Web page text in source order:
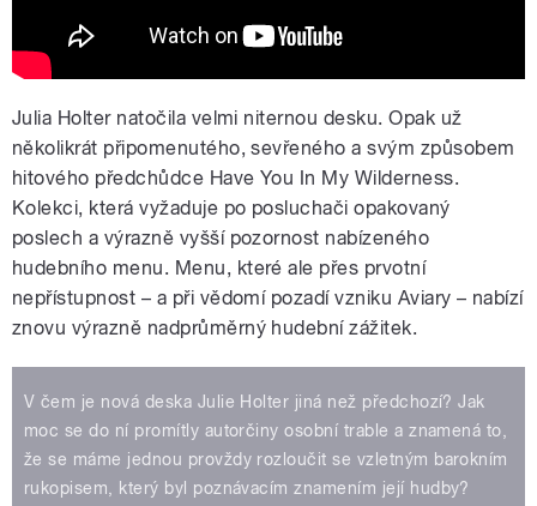
Julia Holter natočila velmi niternou desku. Opak už
několikrát připomenutého, sevřeného a svým způsobem
hitového předchůdce Have You In My Wilderness.
Kolekci, která vyžaduje po posluchači opakovaný
poslech a výrazně vyšší pozornost nabízeného
hudebního menu. Menu, které ale přes prvotní
nepřístupnost – a při vědomí pozadí vzniku Aviary – nabízí
znovu výrazně nadprůměrný hudební zážitek.
V čem je nová deska Julie Holter jiná než předchozí? Jak
moc se do ní promítly autorčiny osobní trable a znamená to,
že se máme jednou provždy rozloučit se vzletným barokním
rukopisem, který byl poznávacím znamením její hudby?